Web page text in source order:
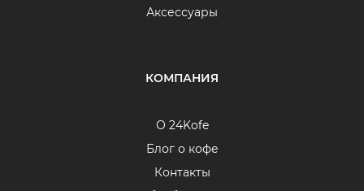
Аксессуары
КОМПАНИЯ
О 24Kofe
Блог о кофе
Контакты